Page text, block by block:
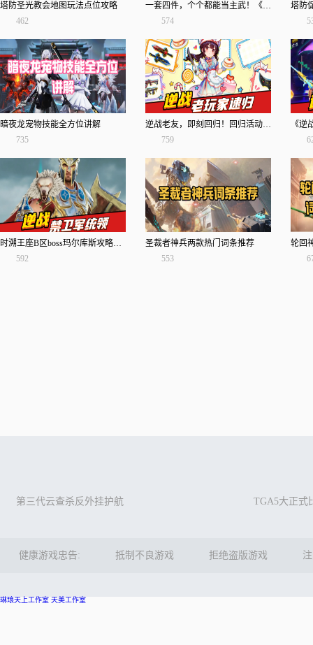
塔防圣光教会地图玩法点位攻略
462
一套四件，个个都能当主武！《逆战》天耀套解析！
574
暗夜龙宠物技能全方位讲解
735
逆战老友，即刻回归！回归活动单次最高拿10000NZ点
759
时溯王座B区boss玛尔库斯攻略解析！
592
圣裁者神兵两款热门词条推荐
553
第三代云查杀反外挂护航 TGA5大正式
健康游戏忠告: 抵制不良游戏 拒绝盗版游戏
琳琅天上工作室 天美工作室